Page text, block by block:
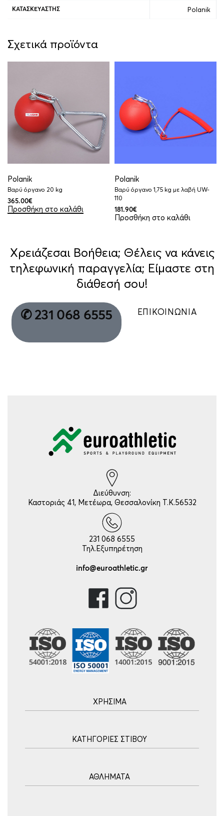
ΚΑΤΑΣΚΕΥΑΣΤΉΣ Polanik
Σχετικά προϊόντα
Polanik
Βαρύ όργανο 20 kg
365.00€
Προσθήκη στο καλάθι
Polanik
Βαρύ όργανο 1,75 kg με λαβή UW-
110
181.90€
Προσθήκη στο καλάθι
Χρειάζεσαι Βοήθεια; Θέλεις να κάνεις
τηλεφωνική παραγγελία; Είμαστε στη
διάθεσή σου!
✆ 231 068 6555 ΕΠΙΚΟΙΝΩΝΙΑ
Διεύθυνση:
Καστοριάς 41, Μετέωρα, Θεσσαλονίκη Τ.Κ.56532
231 068 6555
Τηλ.Εξυπηρέτηση
info@euroathletic.gr
ΧΡΗΣΙΜΑ
Blog
Τρόποι Πληρωμής
ΚΑΤΗΓΟΡΙΕΣ ΣΤΙΒΟΥ
Σφυροβολία
ΑΘΛΗΜΑΤΑ